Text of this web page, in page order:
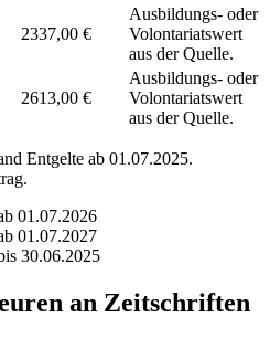
2337,00 €
Ausbildungs- oder
Volontariatswert
aus der Quelle.
2613,00 €
Ausbildungs- oder
Volontariatswert
aus der Quelle.
Entgelte ab 01.07.2025.
01.07.2026
01.07.2027
30.06.2025
an Zeitschriften